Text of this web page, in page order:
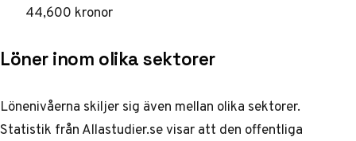
44,600 kronor
Löner inom olika sektorer
Lönenivåerna skiljer sig även mellan olika sektorer.
Statistik från Allastudier.sevisar att den offentliga